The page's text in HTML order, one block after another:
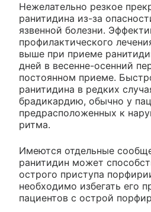
Нежелательно резкое
ранитидина из-за
язвенной болезни.
профилактического
выше при приеме
дней в весенне-осенний
постоянном приеме.
ранитидина в редких
брадикардию, обычно у
предрасположенных к
ритма.
Имеются отдельные
ранитидин может
острого приступа
необходимо избегать его
пациентов с острой